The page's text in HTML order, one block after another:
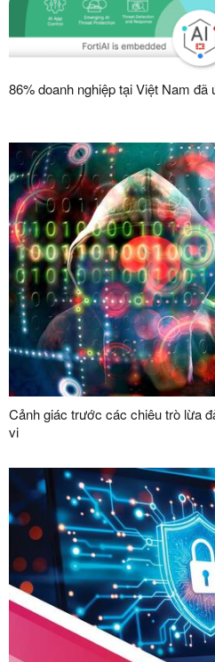
86% doanh nghiệp tại Việt Nam
Cảnh giác trước các chiêu trò lừa
vi